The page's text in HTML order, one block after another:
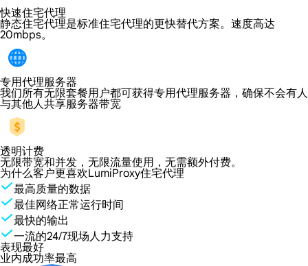
快速住宅代理
静态住宅代理是标准住宅代理的更快替代方案。速度高达
20mbps。
专用代理服务器
我们所有无限套餐用户都可获得专用代理服务器，确保不会有人
与其他人共享服务器带宽
透明计费
无限带宽和并发，无限流量使用，无需额外付费。
为什么客户更喜欢LumiProxy住宅代理
最高质量的数据
最佳网络正常运行时间
最快的输出
一流的24/7现场人力支持
表现最好
业内成功率最高